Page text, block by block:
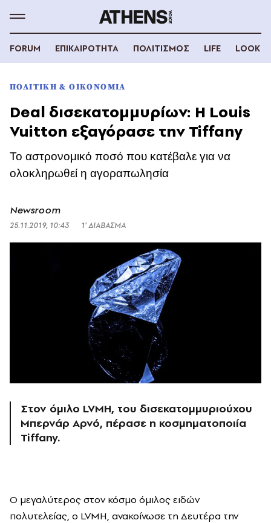
FORUM ΕΠΙΚΑΙΡΟΤΗΤΑ ΠΟΛΙΤΙΣΜΟΣ LIFE LOOK
ΠΟΛΙΤΙΚΗ & ΟΙΚΟΝΟΜΙΑ
Deal δισεκατομμυρίων: Η Louis
Vuitton εξαγόρασε την Tiffany
Το αστρονομικό ποσό που κατέβαλε για να
ολοκληρωθεί η αγοραπωλησία
Newsroom
25.11.2019, 10:43 1’ ΔΙΑΒΑΣΜΑ
Στον όμιλο LVMH, του δισεκατομμυριούχου
Μπερνάρ Αρνό, πέρασε η κοσμηματοποιία
Tiffany.
Ο μεγαλύτερος στον κόσμο όμιλος ειδών
πολυτελείας, ο LVMH, ανακοίνωσε τη Δευτέρα την